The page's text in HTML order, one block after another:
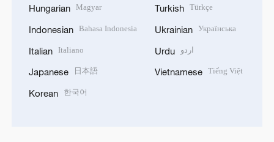
Hungarian Magyar
Indonesian Bahasa Indonesia
Italian Italiano
Japanese 日本語
Korean 한국어
Turkish Türkçe
Ukrainian Українська
Urdu اردو
Vietnamese Tiếng Việt